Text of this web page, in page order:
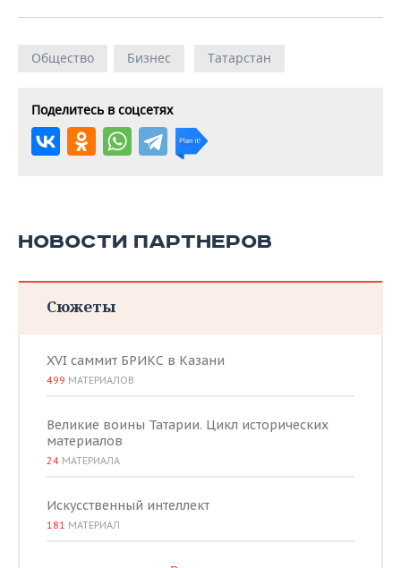
Общество Бизнес Татарстан
Поделитесь в соцсетях
НОВОСТИ ПАРТНЕРОВ
Сюжеты
XVI саммит БРИКС в Казани
499 МАТЕРИАЛОВ
Великие воины Татарии. Цикл исторических
материалов
24 МАТЕРИАЛА
Искусственный интеллект
181 МАТЕРИАЛ